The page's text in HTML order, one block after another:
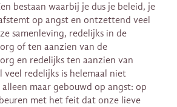
bestaan waarbij je dus je beleid, je
op angst en ontzettend veel
samenleving, redelijks in de
of ten aanzien van de
en redelijks ten aanzien van
veel redelijks is helemaal niet
maar gebouwd op angst: op
met het feit dat onze lieve